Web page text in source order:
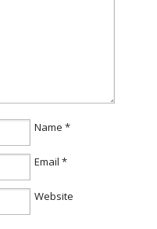
Name *
Email *
Website